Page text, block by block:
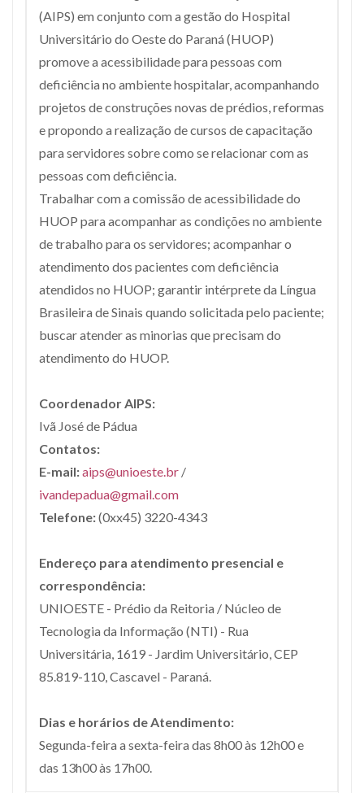
(AIPS) em conjunto com a gestão do Hospital
Universitário do Oeste do Paraná (HUOP)
promove a acessibilidade para pessoas com
deficiência no ambiente hospitalar, acompanhando
projetos de construções novas de prédios, reformas
e propondo a realização de cursos de capacitação
para servidores sobre como se relacionar com as
pessoas com deficiência.
Trabalhar com a comissão de acessibilidade do
HUOP para acompanhar as condições no ambiente
de trabalho para os servidores; acompanhar o
atendimento dos pacientes com deficiência
atendidos no HUOP; garantir intérprete da Língua
Brasileira de Sinais quando solicitada pelo paciente;
buscar atender as minorias que precisam do
atendimento do HUOP.
Coordenador AIPS:
Ivã José de Pádua
Contatos:
E-mail:aips@unioeste.br /
ivandepadua@gmail.com
Telefone:(0xx45) 3220-4343
Endereço para atendimento presencial e
correspondência:
UNIOESTE - Prédio da Reitoria / Núcleo de
Tecnologia da Informação (NTI) - Rua
Universitária, 1619 - Jardim Universitário, CEP
85.819-110, Cascavel - Paraná.
Dias e horários de Atendimento:
Segunda-feira a sexta-feira das 8h00 às 12h00 e
das 13h00 às 17h00.